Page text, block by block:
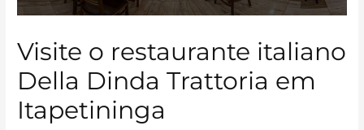
Visite o restaurante italiano
Della Dinda Trattoria em
Itapetininga